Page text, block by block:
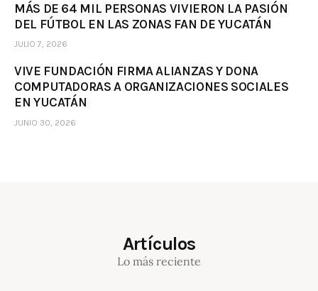
MÁS DE 64 MIL PERSONAS VIVIERON LA PASIÓN
DEL FÚTBOL EN LAS ZONAS FAN DE YUCATÁN
JULIO 7, 2026
VIVE FUNDACIÓN FIRMA ALIANZAS Y DONA
COMPUTADORAS A ORGANIZACIONES SOCIALES
EN YUCATÁN
JUNIO 30, 2026
Artículos
Lo más reciente